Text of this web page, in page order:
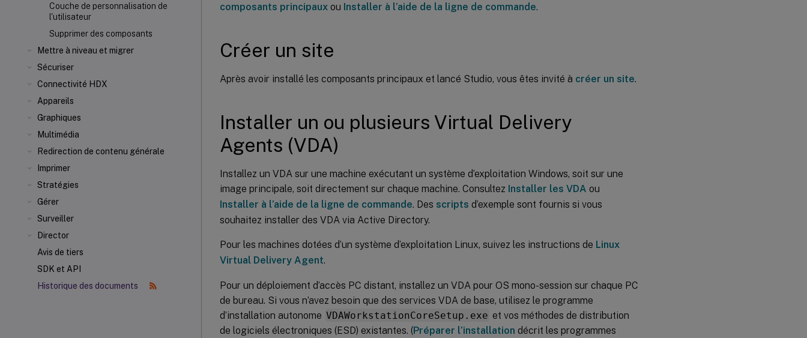
Couche de personnalisation de
l'utilisateur
Supprimer des composants
Mettre à niveau et migrer
Sécuriser
Connectivité HDX
Appareils
Graphiques
Multimédia
Redirection de contenu générale
Imprimer
Stratégies
Gérer
Surveiller
Director
Avis de tiers
SDK et API
Historique des documents
composants principaux ou Installer à l’aide de la ligne de commande.
Créer un site
Après avoir installé les composants principaux et lancé Studio, vous êtes invité à créer un site.
Installer un ou plusieurs Virtual Delivery
Agents (VDA)
Installez un VDA sur une machine exécutant un système d’exploitation Windows, soit sur une
image principale, soit directement sur chaque machine. Consultez Installer les VDA ou
Installer à l’aide de la ligne de commande. Des scripts d’exemple sont fournis si vous
souhaitez installer des VDA via Active Directory.
Pour les machines dotées d’un système d’exploitation Linux, suivez les instructions de Linux
Virtual Delivery Agent.
Pour un déploiement d’accès PC distant, installez un VDA pour OS mono-session sur chaque PC
de bureau. Si vous n’avez besoin que des services VDA de base, utilisez le programme
d’installation autonome VDAWorkstationCoreSetup.exe et vos méthodes de distribution
de logiciels électroniques (ESD) existantes. (Préparer l’installation décrit les programmes